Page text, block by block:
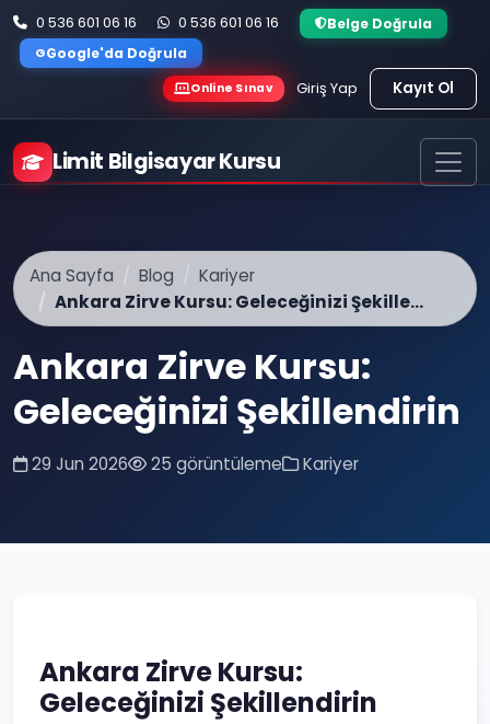
0 536 601 06 16 0 536 601 06 16 Belge Doğrula
GGoogle'da Doğrula
Online Sınav Giriş Yap Kayıt Ol
Limit Bilgisayar Kursu
Ana Sayfa Blog
Kariyer
Ankara Zirve Kursu: Geleceğinizi Şekille...
Ankara Zirve Kursu:
Geleceğinizi Şekillendirin
29 Jun 2026 25 görüntüleme Kariyer
Ankara Zirve Kursu:
Geleceğinizi Şekillendirin